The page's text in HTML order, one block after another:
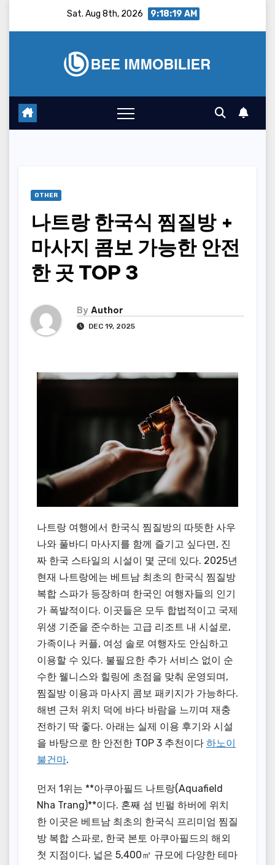
Sat. Aug 8th, 2026 9:18:20 AM
OTHER
나트랑 한국식 찜질방 +
마사지 콤보 가능한 안전
한 곳 TOP 3
By Author
DEC 19, 2025
나트랑 여행에서 한국식 찜질방의 따뜻한 사우
나와 풀바디 마사지를 함께 즐기고 싶다면, 진
짜 한국 스타일의 시설이 몇 군데 있다. 2025년
현재 나트랑에는 베트남 최초의 한국식 찜질방
복합 스파가 등장하며 한국인 여행자들의 인기
가 폭발적이다. 이곳들은 모두 합법적이고 국제
위생 기준을 준수하는 고급 리조트 내 시설로,
가족이나 커플, 여성 솔로 여행자도 안심하고
이용할 수 있다. 불필요한 추가 서비스 없이 순
수한 웰니스와 힐링에 초점을 맞춰 운영되며,
찜질방 이용과 마사지 콤보 패키지가 가능하다.
해변 근처 위치 덕에 바다 바람을 느끼며 재충
전하기 딱 좋다. 아래는 실제 이용 후기와 시설
을 바탕으로 한 안전한 TOP 3 추천이다 하노이
불건마.
먼저 1위는 **아쿠아필드 나트랑(Aquafield
Nha Trang)**이다. 혼째 섬 빈펄 하버에 위치
한 이곳은 베트남 최초의 한국식 프리미엄 찜질
방 복합 스파로, 한국 본토 아쿠아필드의 해외
첫 지점이다. 넓은 5,400㎡ 규모에 다양한 테마